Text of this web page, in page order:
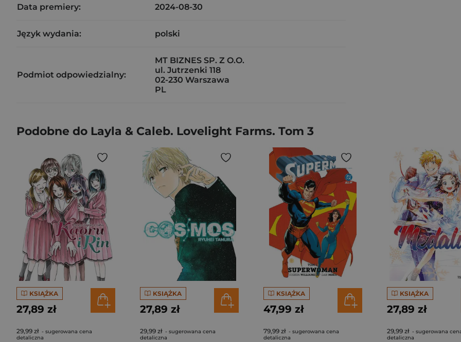
Data premiery: 2024-08-30
Język wydania: polski
Podmiot odpowiedzialny:
MT BIZNES SP. Z O.O.
ul. Jutrzenki 118
02-230 Warszawa
PL
Podobne do Layla & Caleb. Lovelight Farms. Tom 3
KSIĄŻKA
27,89 zł
29,99 zł - sugerowana cena
detaliczna
KSIĄŻKA
27,89 zł
29,99 zł - sugerowana cena
detaliczna
KSIĄŻKA
47,99 zł
79,99 zł - sugerowana cena
detaliczna
KSIĄŻKA
27,89 zł
29,99 zł - sugerowana
detaliczna